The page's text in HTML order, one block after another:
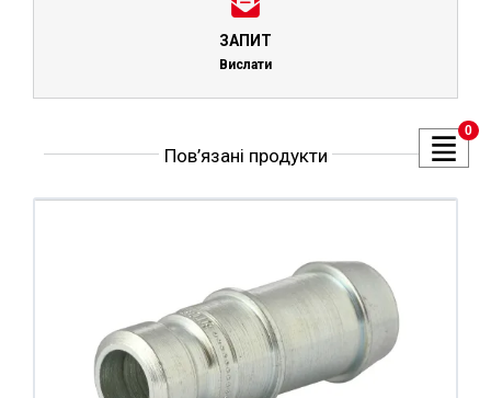
ЗАПИТ
Вислати
Пов’язані продукти
0